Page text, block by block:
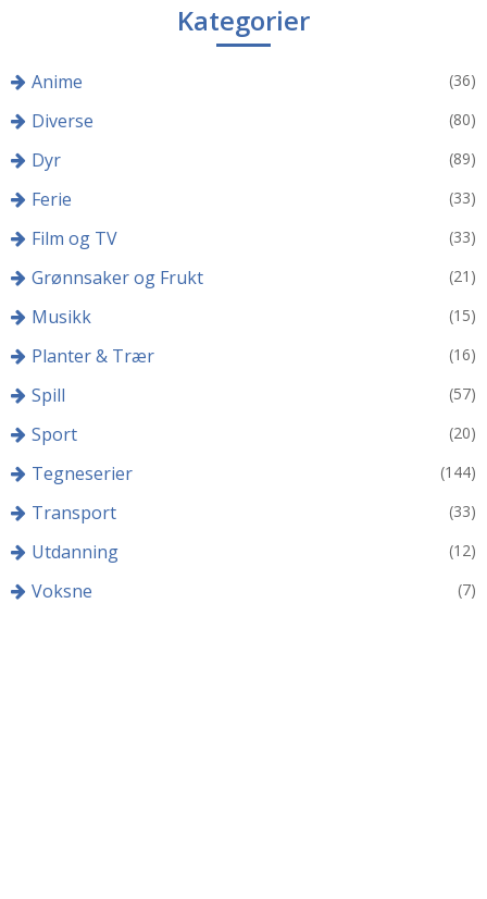
Kategorier
Anime (36)
Diverse (80)
Dyr (89)
Ferie (33)
Film og TV (33)
Grønnsaker og Frukt (21)
Musikk (15)
Planter & Trær (16)
Spill (57)
Sport (20)
Tegneserier (144)
Transport (33)
Utdanning (12)
Voksne (7)